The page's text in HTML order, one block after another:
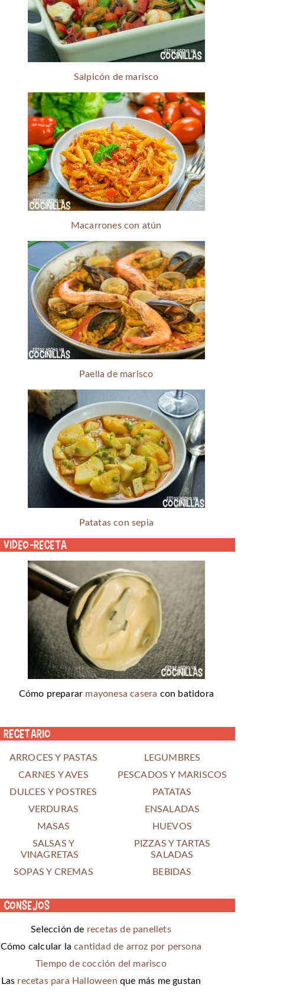
Salpicón de marisco
Macarrones con atún
Paella de marisco
Patatas con sepia
Video-receta
Cómo preparar mayonesa casera con batidora
Recetario
ARROCES Y PASTAS
LEGUMBRES
CARNES Y AVES
PESCADOS Y MARISCOS
DULCES Y POSTRES
PATATAS
VERDURAS
ENSALADAS
MASAS
HUEVOS
SALSAS Y
VINAGRETAS
PIZZAS Y TARTAS
SALADAS
SOPAS Y CREMAS
BEBIDAS
Consejos
Selección de recetas de panellets
Cómo calcular lacantidad de arroz por persona
Tiempo de cocción del marisco
Las recetas para Halloween que más me gustan